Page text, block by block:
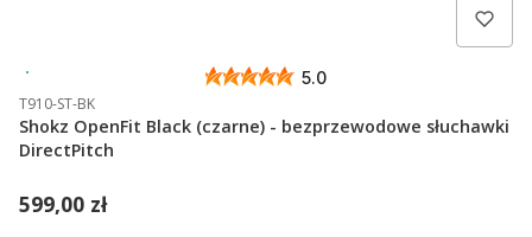
5.0
T910-ST-BK
Shokz OpenFit Black (czarne) - bezprzewodowe słuchawki
DirectPitch
599,00 zł